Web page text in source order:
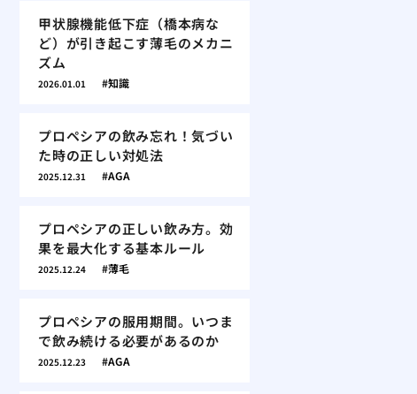
甲状腺機能低下症（橋本病な
ど）が引き起こす薄毛のメカニ
ズム
2026.01.01 知識
プロペシアの飲み忘れ！気づい
た時の正しい対処法
2025.12.31 AGA
プロペシアの正しい飲み方。効
果を最大化する基本ルール
2025.12.24 薄毛
プロペシアの服用期間。いつま
で飲み続ける必要があるのか
2025.12.23 AGA